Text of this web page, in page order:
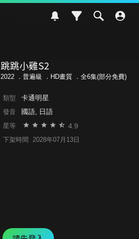
跳跳小雞S2
2022 ． 普遍級 ．HD畫質 ．全6集(部分免費)
類型 卡通明星
發音 國語, 日語
星等 4.9
下架時間 2028年07月13日